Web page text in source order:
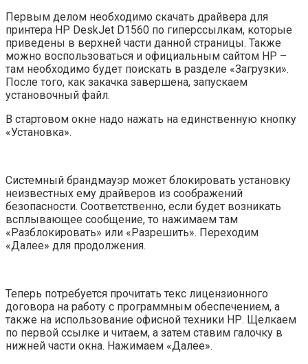
Первым делом необходимо скачать драйвера для
принтера HP DeskJet D1560 по гиперссылкам, которые
приведены в верхней части данной страницы. Также
можно воспользоваться и официальным сайтом НР –
там необходимо будет поискать в разделе «Загрузки».
После того, как закачка завершена, запускаем
установочный файл.
В стартовом окне надо нажать на единственную кнопку
«Установка».
Системный брандмауэр может блокировать установку
неизвестных ему драйверов из соображений
безопасности. Соответственно, если будет возникать
всплывающее сообщение, то нажимаем там
«Разблокировать» или «Разрешить». Переходим
«Далее» для продолжения.
Теперь потребуется прочитать текс лицензионного
договора на работу с программным обеспечением, а
также на использование офисной техники НР. Щелкаем
по первой ссылке и читаем, а затем ставим галочку в
нижней части окна. Нажимаем «Далее».